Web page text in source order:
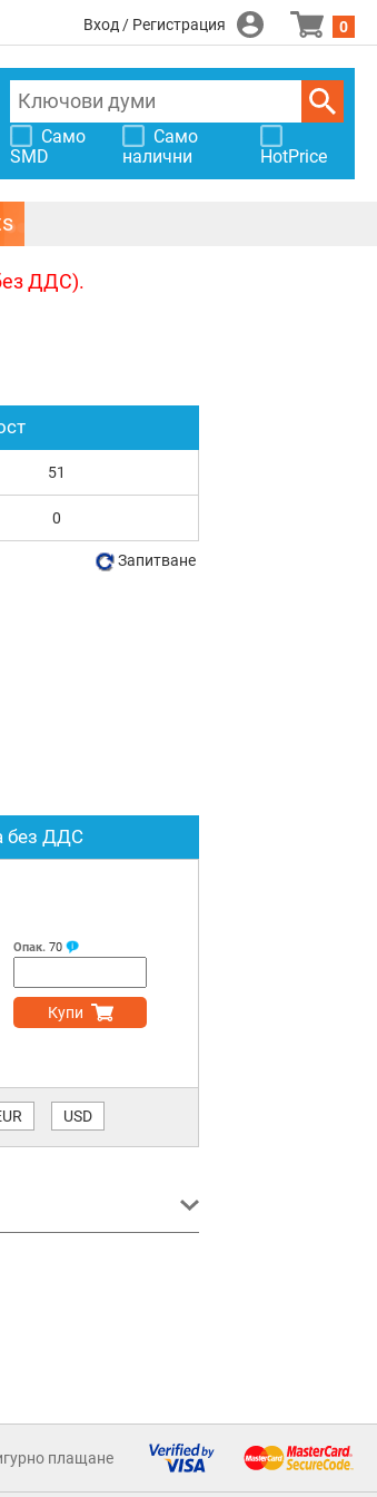
Вход / Регистрация 0
Само
SMD
Само
налични
HotPrice
ДДС).
без ДДС
Опак. 70
Купи
USD
51
0
Запитване
плащане